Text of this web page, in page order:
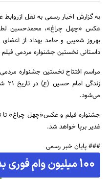
به گزارش اخبار رسمی به نقل
عکس «چهل چراغ»، محمدحسین
بهروز شعیبی و حامد بهداد از
داستانی نخستین جشنواره مردمی
مراسم افتتاح نخستین جشنواره
می‌شود.
غدیر برپا خواهد شد.
### پایان خبر رسمی